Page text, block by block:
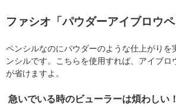
ファシオ「パウダーアイブロウペ
ペンシルなのにパウダーのような仕上がりを
ンシルです。こちらを使用すれば、アイブロ
が省けますよ。
急いでいる時のビューラーは煩わしい